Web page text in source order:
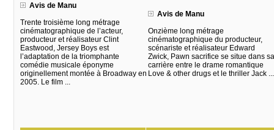
Avis de Manu
Trente troisième long métrage
cinématographique de l’acteur,
producteur et réalisateur Clint
Eastwood, Jersey Boys est
l’adaptation de la triomphante
comédie musicale éponyme
originellement montée à Broadway en
2005. Le film ...
Avis de Manu
Onzième long métrage
cinématographique du producteur,
scénariste et réalisateur Edward
Zwick, Pawn sacrifice se situe dans sa
carrière entre le drame romantique
Love & other drugs et le thriller Jack ...